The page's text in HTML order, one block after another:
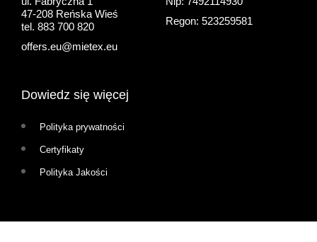
47-208 Reńska Wieś
tel. 883 700 820
offers.eu@mietex.eu
Regon: 523259581
Dowiedz się więcej
Polityka prywatności
Certyfikaty
Polityka Jakości